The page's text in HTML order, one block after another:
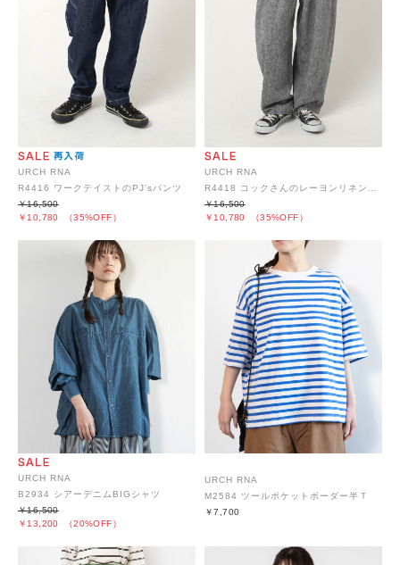
URCH RNA
R4416 ワークテイストのPJ'sパンツ
￥10,780 （35%OFF）
￥16,500
URCH RNA
￥10,780 （35%OFF）
￥16,500
URCH RNA
B2934 シアーデニムBIGシャツ
￥13,200 （20%OFF）
￥16,500
URCH RNA
M2584 ツールポケットボーダー半Ｔ
￥7,700